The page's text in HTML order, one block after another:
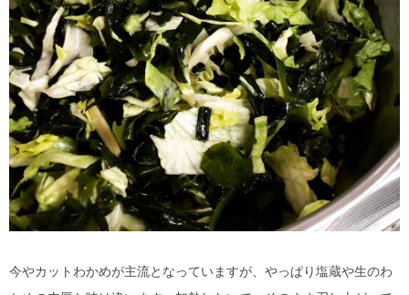
今やカットわかめが主流となっていますが、やっぱり塩蔵や生のわ